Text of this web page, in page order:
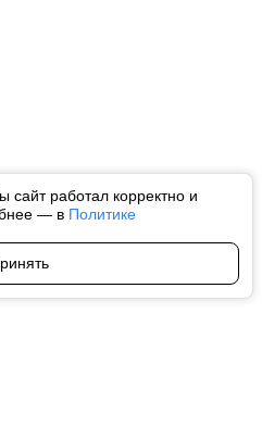
работал корректно и
— в Политике